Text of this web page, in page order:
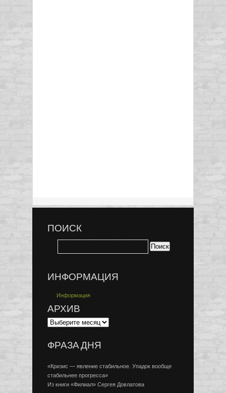
ПОИСК
ИНФОРМАЦИЯ
Информация
АРХИВ
ФРАЗА ДНЯ
«Кризис — явление стабильное. Упадок вообще
стабильнее прогресса»
Из книги «Филиал» Сергея Довлатова